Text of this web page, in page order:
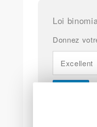
Loi
Donnez
Excellent